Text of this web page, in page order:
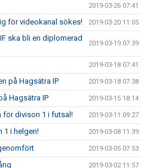
2019-03-26 07:41
för videokanal sökes! 2019-03-20 11:05
ska bli en diplomerad
2019-03-19 07:39
2019-03-18 07:41
på Hagsätra IP 2019-03-18 07:38
Hagsätra IP 2019-03-15 18:14
för divison 1 i futsal! 2019-03-11 09:27
1 i helgen! 2019-03-08 11:39
2019-03-05 07:53
2019-03-02 11:57